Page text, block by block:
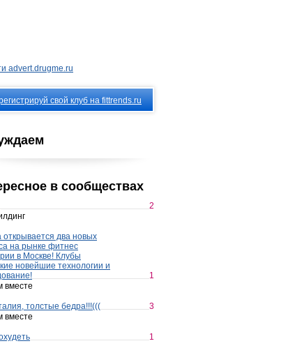
advert.drugme.ru
свой клуб на fittrends.ru
в сообществах
2
открывается два новых
на рынке фитнес
в Москве! Клубы
новейшие технологии и
1
вместе
толстые бедра!!!(((
3
вместе
1